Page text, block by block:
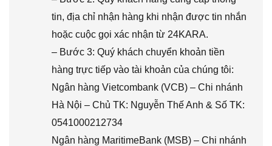
tin, địa chỉ nhận hàng khi nhận được tin nhắn
hoặc cuộc gọi xác nhận từ 24KARA.
– Bước 3: Quý khách chuyển khoản tiền
hàng trực tiếp vào tài khoản của chúng tôi:
Ngân hàng Vietcombank (VCB) – Chi nhánh
Hà Nội – Chủ TK: Nguyễn Thế Anh & Số TK:
0541000212734
Ngân hàng MaritimeBank (MSB) – Chi nhánh